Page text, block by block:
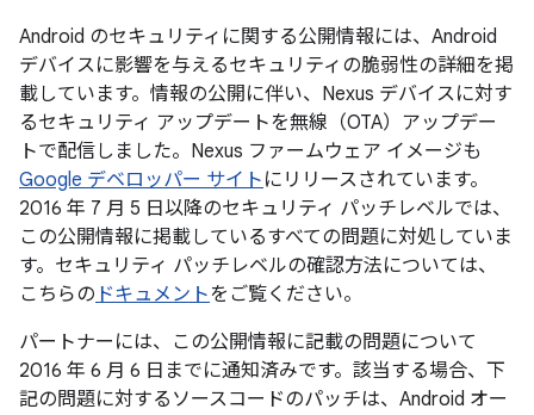
Android のセキュリティに関する公開情報には、Android
デバイスに影響を与えるセキュリティの脆弱性の詳細を掲
載しています。情報の公開に伴い、Nexus デバイスに対す
るセキュリティ アップデートを無線（OTA）アップデー
トで配信しました。Nexus ファームウェア イメージも
Google デベロッパー サイト にリリースされています。
2016 年 7 月 5 日以降のセキュリティ パッチレベルでは、
この公開情報に掲載しているすべての問題に対処していま
す。セキュリティ パッチレベルの確認方法については、
こちらの ドキュメントをご覧ください。
パートナーには、この公開情報に記載の問題について
2016 年 6 月 6 日までに通知済みです。該当する場合、下
記の問題に対するソースコードのパッチは、Android オー